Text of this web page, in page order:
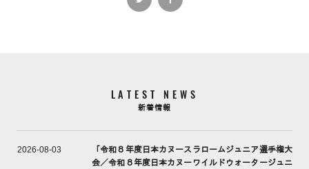
LATEST NEWS
新着情報
2026-08-03
「令和８年度日本カヌースラロームジュニア選手権大
会／令和８年度日本カヌーワイルドウォータージュニ